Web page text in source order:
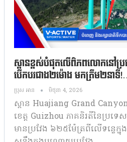
ស្ពានខ្ពស់បំផុតលើពិភពលោកនៅប្
បើកបរជាង២ម៉ោង មកត្រឹម២នាទី
ប្រុស អាន មិថុនា 4, 2026
ស្ពាន Huajiang Grand
ខេត្ត Guizhou ភាគនិរតីនៃប្រទ
មានប្រវែង ៦២៥ម៉ែត្រពីលើទន្លេក្